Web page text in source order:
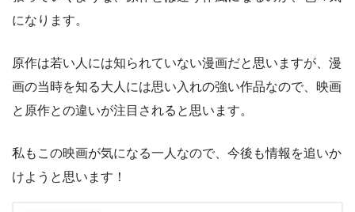
になります。
原作は若い人には知られていない漫画だと思いますが、漫
画の当時を知る大人には思い入れの強い作品なので、映画
と原作との違いが注目されると思います。
私もこの映画が気になる一人なので、今後も情報を追いか
けようと思います！